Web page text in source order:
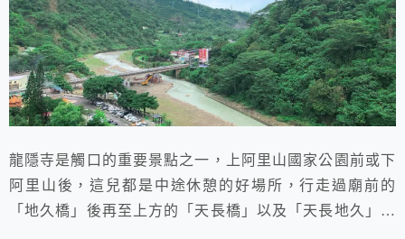
龍隱寺是觸口的重要景點之一，上阿里山國家公園前或下
阿里山後，這兒都是中途休憩的好場所，行走過廟前的
「地久橋」後再至上方的「天長橋」以及「天長地久」石